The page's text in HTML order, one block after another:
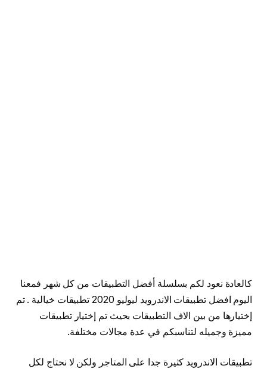
كالعادة نعود لكم بسلسلة أفضل التطبيقات من كل شهر فمعنا
اليوم افضل تطبيقات الاندرويد ليوليو 2020 تطبيقات خيالية . تم
إختيارها من بين الاف التطبيقات بحيث تم إختيار تطبيقات
مميزة وجميله لتناسبكم في عدة مجالات مختلفة.
تطبيقات الاندرويد كثيرة جدا على المتاجر ولكن لا نحتاج لكل